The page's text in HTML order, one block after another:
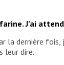
J’ai
la dernière
leur dire.